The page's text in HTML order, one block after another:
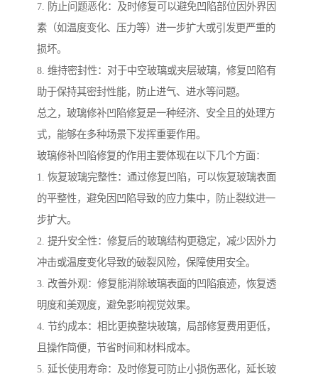
7. 防止问题恶化：及时修复可以避免凹陷部位因外界因
素（如温度变化、压力等）进一步扩大或引发更严重的
损坏。
8. 维持密封性：对于中空玻璃或夹层玻璃，修复凹陷有
助于保持其密封性能，防止进气、进水等问题。
总之，玻璃修补凹陷修复是一种经济、安全且的处理方
式，能够在多种场景下发挥重要作用。
玻璃修补凹陷修复的作用主要体现在以下几个方面：
1. 恢复玻璃完整性：通过修复凹陷，可以恢复玻璃表面
的平整性，避免因凹陷导致的应力集中，防止裂纹进一
步扩大。
2. 提升安全性：修复后的玻璃结构更稳定，减少因外力
冲击或温度变化导致的破裂风险，保障使用安全。
3. 改善外观：修复能消除玻璃表面的凹陷痕迹，恢复透
明度和美观度，避免影响视觉效果。
4. 节约成本：相比更换整块玻璃，局部修复费用更低，
且操作简便，节省时间和材料成本。
5. 延长使用寿命：及时修复可防止小损伤恶化，延长玻